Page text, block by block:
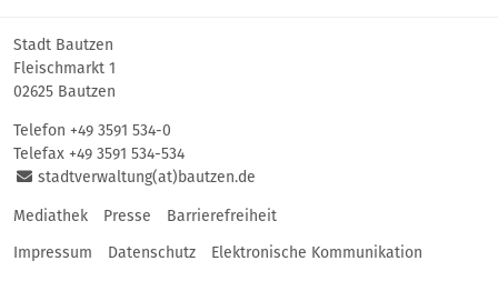
Stadt Bautzen
Fleischmarkt 1
02625 Bautzen
Telefon +49 3591 534-0
Telefax +49 3591 534-534
stadtverwaltung(at)bautzen.de
Mediathek Presse
Barrierefreiheit
Impressum
Datenschutz Elektronische Kommunikation